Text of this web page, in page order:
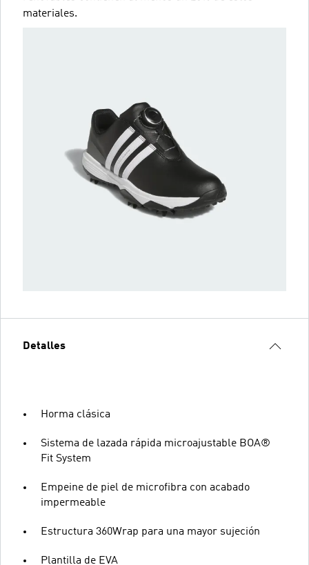
materiales.
Detalles
Horma clásica
Sistema de lazada rápida microajustable BOA®
Fit System
Empeine de piel de microfibra con acabado
impermeable
Estructura 360Wrap para una mayor sujeción
Plantilla de EVA